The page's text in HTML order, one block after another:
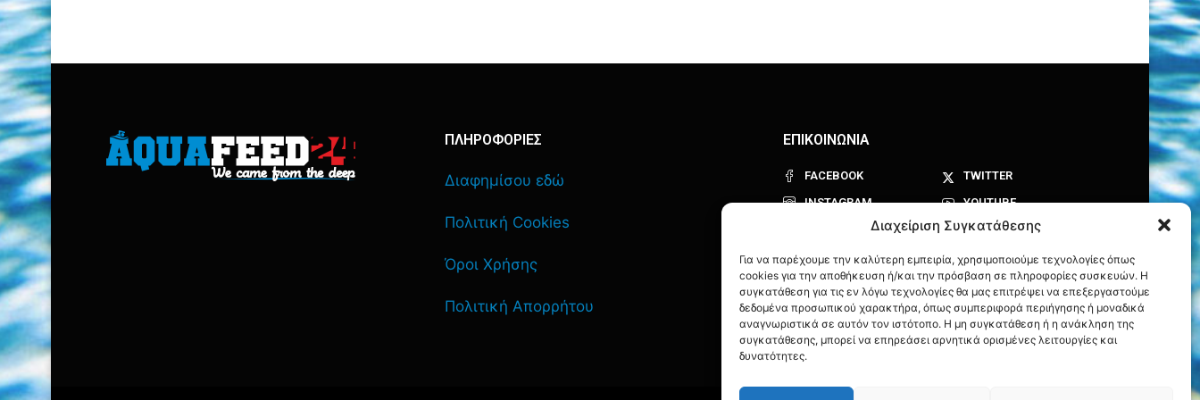
Διαχείριση Συγκατάθεσης
Για να παρέχουμε την καλύτερη εμπειρία, χρησιμοποιούμε τεχνολογίες όπως
cookies για την αποθήκευση ή/και την πρόσβαση σε πληροφορίες συσκευών. Η
συγκατάθεση για τις εν λόγω τεχνολογίες θα μας επιτρέψει να επεξεργαστούμε
δεδομένα προσωπικού χαρακτήρα, όπως συμπεριφορά περιήγησης ή μοναδικά
αναγνωριστικά σε αυτόν τον ιστότοπο. Η μη συγκατάθεση ή η ανάκληση της
συγκατάθεσης, μπορεί να επηρεάσει αρνητικά ορισμένες λειτουργίες και
δυνατότητες.
ΠΛΗΡΟΦΟΡΙΕΣ
Διαφημίσου εδώ
Πολιτική Cookies
Όροι Χρήσης
Πολιτική Απορρήτου
ΕΠΙΚΟΙΝΩΝΙΑ
FACEBOOK
TWITTER
INSTAGRAM
YOUTUBE